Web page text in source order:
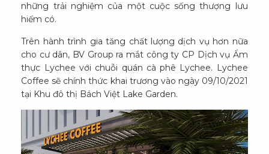
những trải nghiệm của một cuộc sống thượng lưu
hiếm có.
Trên hành trình gia tăng chất lượng dịch vụ hơn nữa
cho cư dân, BV Group ra mắt công ty CP Dịch vụ Ẩm
thực Lychee với chuỗi quán cà phê Lychee. Lychee
Coffee sẽ chính thức khai trương vào ngày 09/10/2021
tại Khu đô thị Bách Việt Lake Garden.